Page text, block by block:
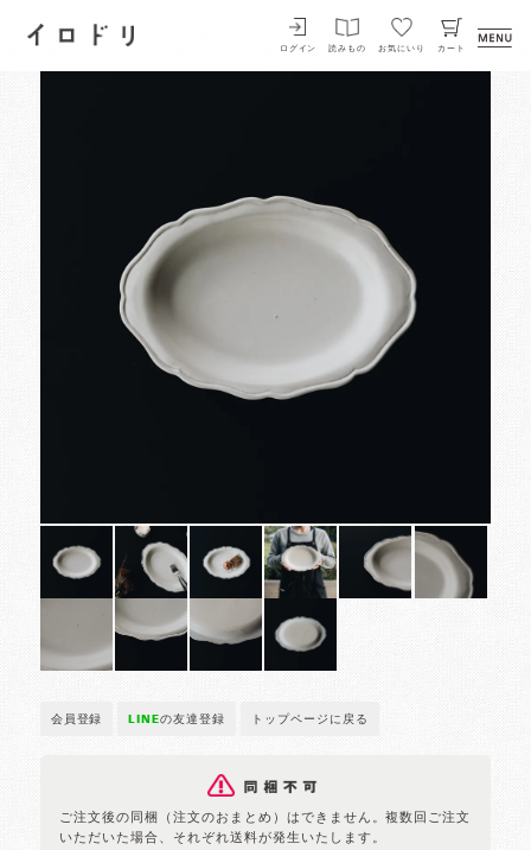
イロドリ
ログイン 読みもの お気にいり カート
会員登録 LINEの友達登録 トップページに戻る
ご注文後の同梱（注文のおまとめ）はできません。複数回ご注文
いただいた場合、それぞれ送料が発生いたします。